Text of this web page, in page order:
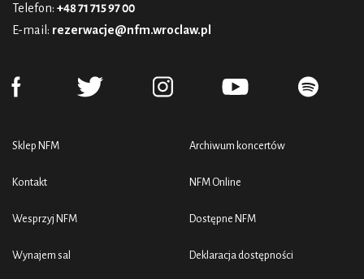
Telefon: +48 71 715 97 00
E-mail: rezerwacje@nfm.wroclaw.pl
Sklep NFM
Kontakt
Wesprzyj NFM
Wynajem sal
Archiwum koncertów
NFM Online
Dostępne NFM
Deklaracja dostępności